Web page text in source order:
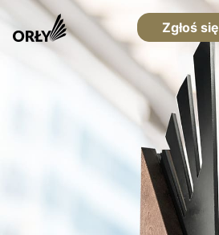
Zgłoś się